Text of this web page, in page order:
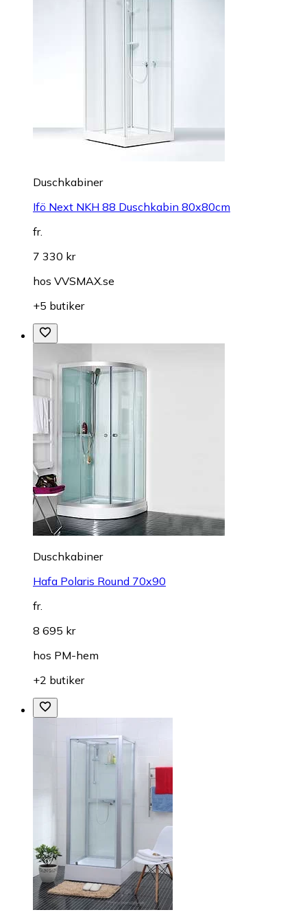
Duschkabiner
Ifö Next NKH 88 Duschkabin 80x80cm
fr.
7 330 kr
hos VVSMAX.se
+5 butiker
Duschkabiner
Hafa Polaris Round 70x90
fr.
8 695 kr
hos PM-hem
+2 butiker